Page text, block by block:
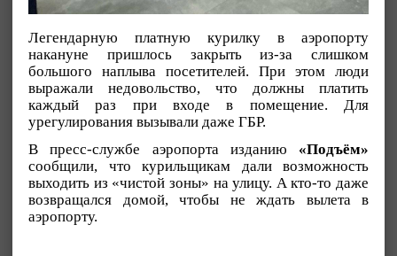
Легендарную платную курилку в аэропорту
накануне пришлось закрыть из-за слишком
большого наплыва посетителей. При этом люди
выражали недовольство, что должны платить
каждый раз при входе в помещение. Для
урегулирования вызывали даже ГБР.
В пресс-службе аэропорта изданию «Подъём»
сообщили, что курильщикам дали возможность
выходить из «чистой зоны» на улицу. А кто-то даже
возвращался домой, чтобы не ждать вылета в
аэропорту.